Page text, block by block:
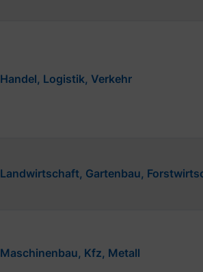
Handel, Logistik, Verkehr
Landwirtschaft, Gartenbau,
Maschinenbau, Kfz, Metall